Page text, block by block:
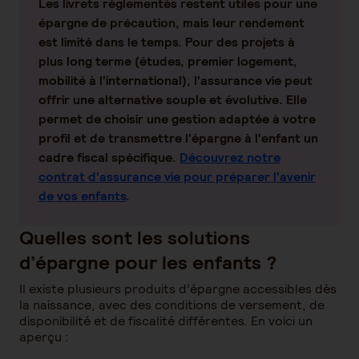
Les livrets réglementés restent utiles pour une
épargne de précaution, mais leur rendement
est limité dans le temps. Pour des projets à
plus long terme (études, premier logement,
mobilité à l'international), l'assurance vie peut
offrir une alternative souple et évolutive. Elle
permet de choisir une gestion adaptée à votre
profil et de transmettre l'épargne à l'enfant un
cadre fiscal spécifique. Découvrez notre
contrat d'assurance vie pour préparer l'avenir
de vos enfants.
Quelles sont les solutions
d’épargne pour les enfants ?
Il existe plusieurs produits d’épargne accessibles dès
la naissance, avec des conditions de versement, de
disponibilité et de fiscalité différentes. En voici un
aperçu :